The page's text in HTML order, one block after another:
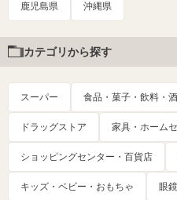
鹿児島県 沖縄県
カテゴリから探す
スーパー 食品・菓子・飲料・
ドラッグストア 家具・ホーム
ショッピングセンター・百貨店
キッズ・ベビー・おもちゃ 眼